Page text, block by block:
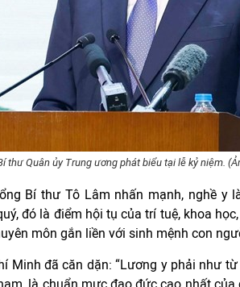
thư Quân ủy Trung ương phát biểu tại lễ kỷ niệm.
Bí thư Tô Lâm nhấn mạnh, nghề y
đó là điểm hội tụ của trí tuệ, khoa
môn gắn liền với sinh mệnh con
Minh đã căn dặn: “Lương y phải như